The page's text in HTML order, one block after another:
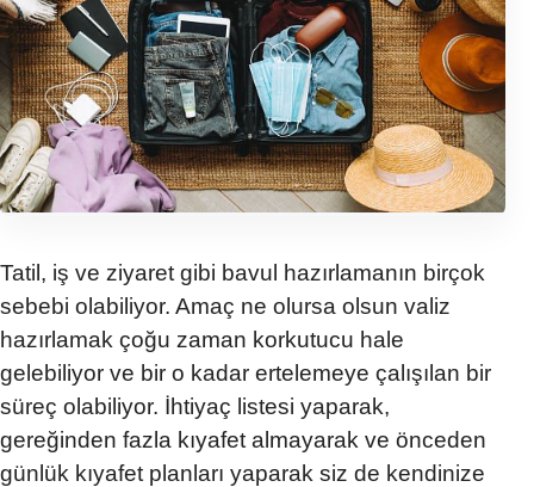
Tatil, iş ve ziyaret gibi bavul hazırlamanın birçok
sebebi olabiliyor. Amaç ne olursa olsun valiz
hazırlamak çoğu zaman korkutucu hale
gelebiliyor ve bir o kadar ertelemeye çalışılan bir
süreç olabiliyor. İhtiyaç listesi yaparak,
gereğinden fazla kıyafet almayarak ve önceden
günlük kıyafet planları yaparak siz de kendinize